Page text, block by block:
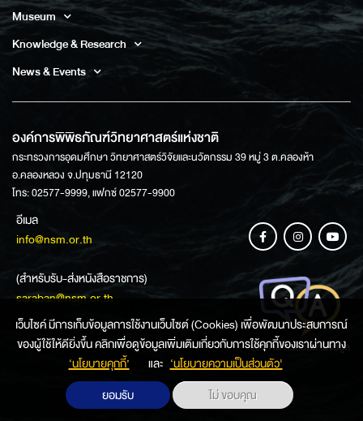
Museum
Knowledge & Research
News & Events
องค์การพิพิธภัณฑ์วิทยาศาสตร์แห่งชาติ
กระทรวงการอุดมศึกษา วิทยาศาสตร์วิจัยและนวัตกรรม 39 หมู่ 3 ต.คลองห้า
อ.คลองหลวง จ.ปทุมธานี 12120
โทร: 02577-9999, แฟกซ์ 02577-9900
อีเมล
info@nsm.or.th
(สำหรับรับ-ส่งหนังสือราชการ)
saraban@nsm.or.th
ช่องทางการสอบถามข้อมูล
เว็บไซค์ มีการเก็บข้อมูลการใช้งานเว็บไซต์ (Cookies) เพื่อพัฒนาประสบการณ์
ของผู้ใช้ให้ดียิ่งขึ้น คลิกเพื่อดูข้อมูลเพิ่มเติมเกี่ยวกับการใช้คุกกี้ของเราผ่านทาง
‘นโยบายคุกกี้’
และ ‘นโยบายความเป็นส่วนตัว'
ยอมรับ
ไม่ ขอบคุณ